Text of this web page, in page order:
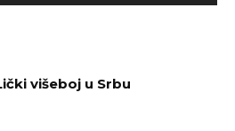
višeboj u Srbu